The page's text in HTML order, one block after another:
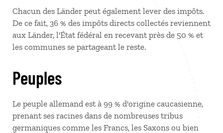
Chacun des Länder peut également lever des impôts.
De ce fait, 36 % des impôts directs collectés reviennent
aux Länder, l'État fédéral en recevant près de 50 % et
les communes se partageant le reste.
Peuples
Le peuple allemand est à 99 % d'origine caucasienne,
prenant ses racines dans de nombreuses tribus
germaniques comme les Francs, les Saxons ou bien